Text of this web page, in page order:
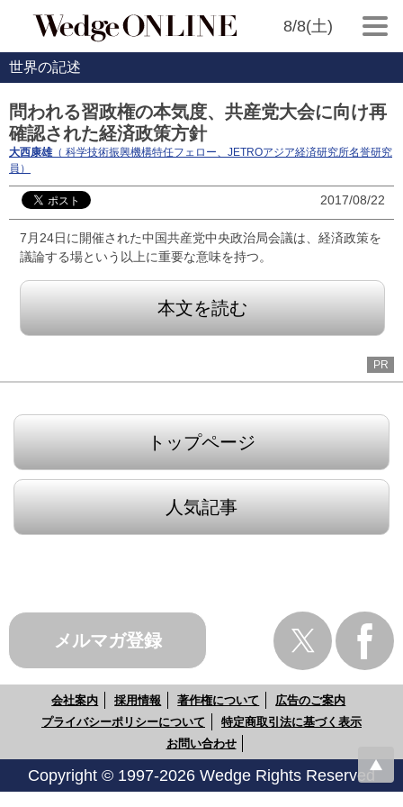
8/8(土)
世界の記述
問われる習政権の本気度、共産党大会に向け再
確認された経済政策方針
大西康雄（ 科学技術振興機構特任フェロー、JETROアジア経済研究所名誉研究
員）
2017/08/22
7月24日に開催された中国共産党中央政治局会議は、経済政策を
議論する場という以上に重要な意味を持つ。
本文を読む
PR
トップページ
人気記事
メルマガ登録
会社案内 採用情報 著作権について
広告のご案内
プライバシーポリシーについて
特定商取引法に基づく表示
お問い合わせ
Copyright © 1997-2026 Wedge Rights Reserved